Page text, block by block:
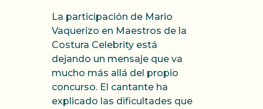
La participación de Mario
Vaquerizo en Maestros de la
Costura Celebrity está
dejando un mensaje que va
mucho más allá del propio
concurso. El cantante ha
explicado las dificultades que